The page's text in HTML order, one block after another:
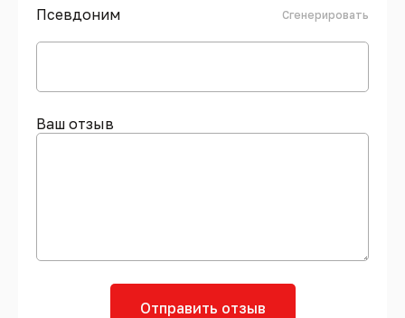
Псевдоним Сгенерировать
Ваш отзыв
Отправить отзыв